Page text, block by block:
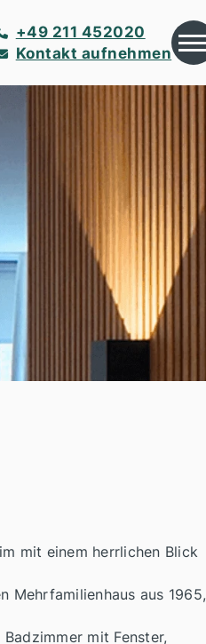
+49 211 452020
Kontakt aufnehmen
mit einem herrlichen Blick
Mehrfamilienhaus aus 1965,
mit Fenster,